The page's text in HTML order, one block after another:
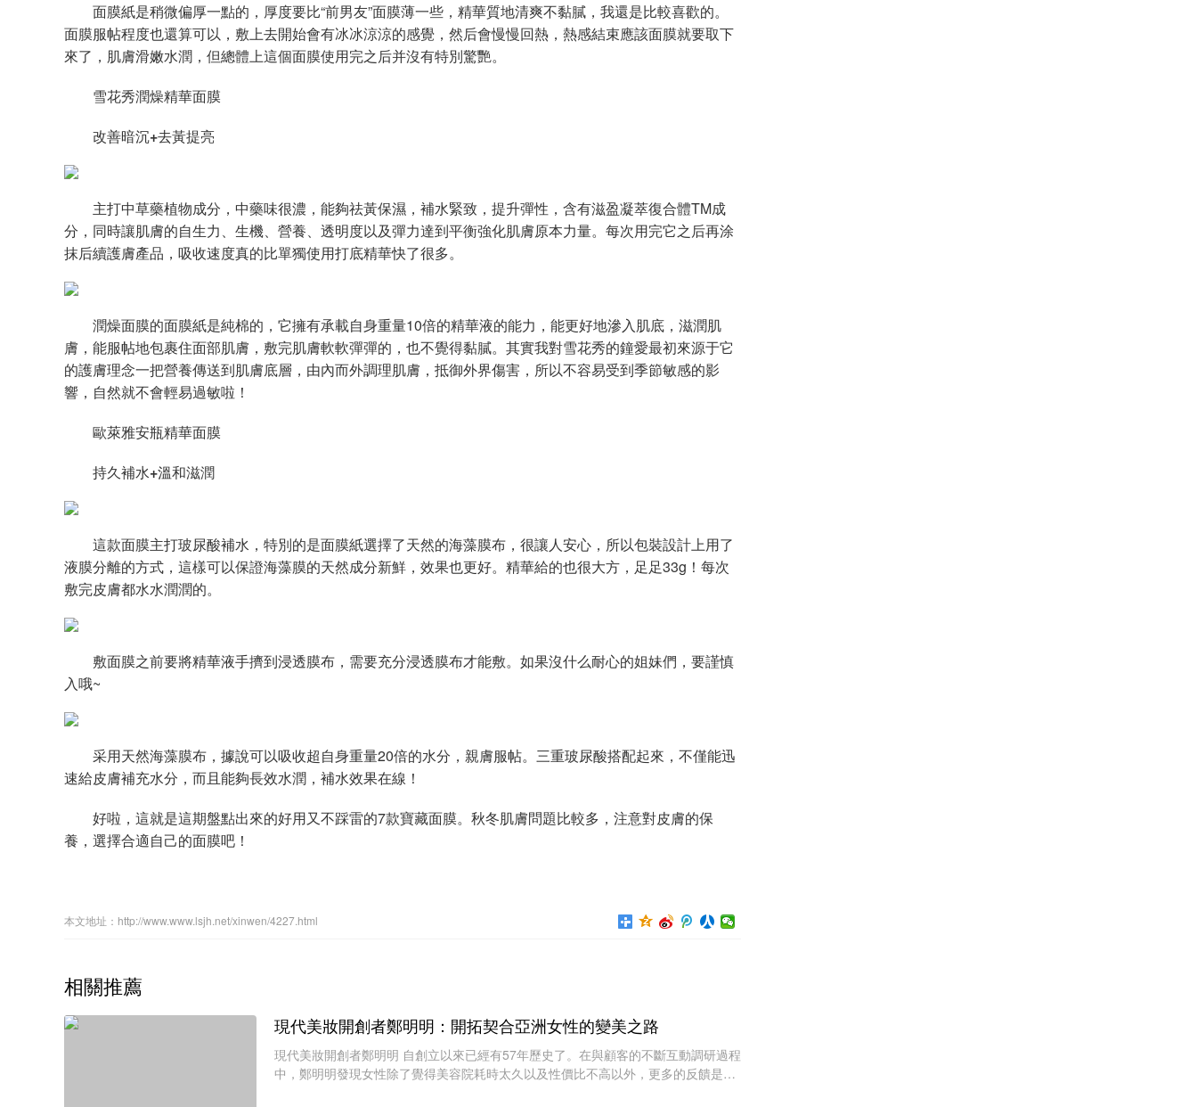
面膜紙是稍微偏厚一點的，厚度要比“前男友”面膜薄一些，精華質地清爽不黏膩，我還是比較喜歡的。
面膜服帖程度也還算可以，敷上去開始會有冰冰涼涼的感覺，然后會慢慢回熱，熱感結束應該面膜就要取下
來了，肌膚滑嫩水潤，但總體上這個面膜使用完之后并沒有特別驚艷。
雪花秀潤燥精華面膜
改善暗沉+去黃提亮
主打中草藥植物成分，中藥味很濃，能夠祛黃保濕，補水緊致，提升彈性，含有滋盈凝萃復合體TM成
分，同時讓肌膚的自生力、生機、營養、透明度以及彈力達到平衡強化肌膚原本力量。每次用完它之后再涂
抹后續護膚產品，吸收速度真的比單獨使用打底精華快了很多。
潤燥面膜的面膜紙是純棉的，它擁有承載自身重量10倍的精華液的能力，能更好地滲入肌底，滋潤肌
膚，能服帖地包裹住面部肌膚，敷完肌膚軟軟彈彈的，也不覺得黏膩。其實我對雪花秀的鐘愛最初來源于它
的護膚理念一把營養傳送到肌膚底層，由內而外調理肌膚，抵御外界傷害，所以不容易受到季節敏感的影
響，自然就不會輕易過敏啦！
歐萊雅安瓶精華面膜
持久補水+溫和滋潤
這款面膜主打玻尿酸補水，特別的是面膜紙選擇了天然的海藻膜布，很讓人安心，所以包裝設計上用了
液膜分離的方式，這樣可以保證海藻膜的天然成分新鮮，效果也更好。精華給的也很大方，足足33g！每次
敷完皮膚都水水潤潤的。
敷面膜之前要將精華液手擠到浸透膜布，需要充分浸透膜布才能敷。如果沒什么耐心的姐妹們，要謹慎
入哦~
采用天然海藻膜布，據說可以吸收超自身重量20倍的水分，親膚服帖。三重玻尿酸搭配起來，不僅能迅
速給皮膚補充水分，而且能夠長效水潤，補水效果在線！
好啦，這就是這期盤點出來的好用又不踩雷的7款寶藏面膜。秋冬肌膚問題比較多，注意對皮膚的保
養，選擇合適自己的面膜吧！
本文地址：http://www.www.lsjh.net/xinwen/4227.html
相關推薦
現代美妝開創者鄭明明：開拓契合亞洲女性的變美之路
現代美妝開創者鄭明明 自創立以來已經有57年歷史了。在與顧客的不斷互動調研過程
中，鄭明明發現女性除了覺得美容院耗時太久以及性價比不高以外，更多的反饋是她